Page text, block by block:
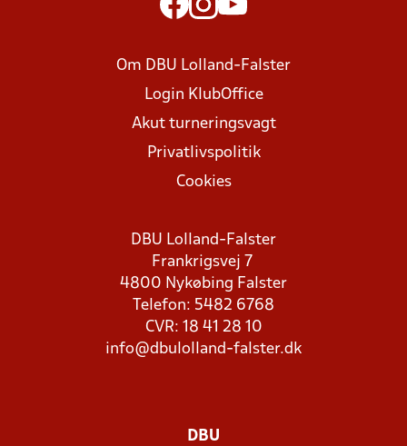
Om DBU Lolland-Falster
Login KlubOffice
Akut turneringsvagt
Privatlivspolitik
Cookies
DBU Lolland-Falster
Frankrigsvej 7
4800 Nykøbing Falster
Telefon: 5482 6768
CVR: 18 41 28 10
info@dbulolland-falster.dk
DBU